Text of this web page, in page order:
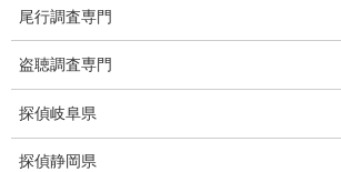
ご依頼の注意点
世界の盗聴事情
弊社が選ばれる理由
盗撮器
尾行調査専門
盗聴調査専門
探偵岐阜県
探偵静岡県